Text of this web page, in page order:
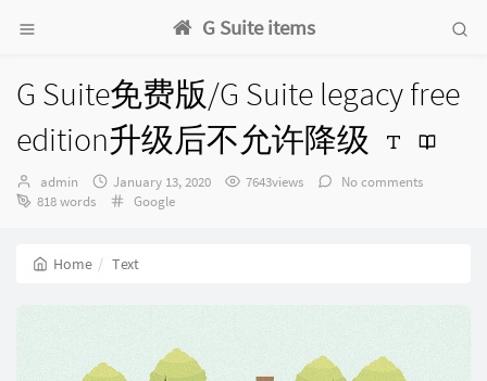
G Suite items
G Suite免费版/G Suite legacy free
edition升级后不允许降级
Author：
admin
发
布
January 13, 2020 7643views
No comments
818 words
Categories：
Google
Home Text